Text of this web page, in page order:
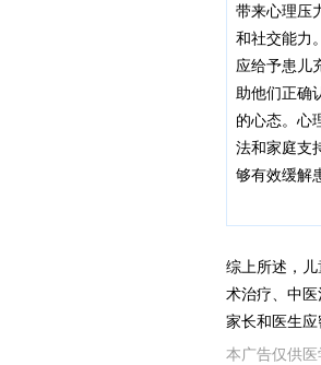
带来心理压
和社交能力
应给予患儿
助他们正确
的心态。心
法和家庭支
够有效缓解
综上所述，
术治疗、中
家长和医生应
本广告仅供